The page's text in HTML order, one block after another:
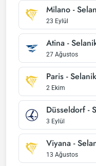
Milano -
23 Eylül
Atina -
27 Ağustos
Paris - Selanik
2 Ekim
Düsseldorf -
3 Eylül
Viyana -
13 Ağustos